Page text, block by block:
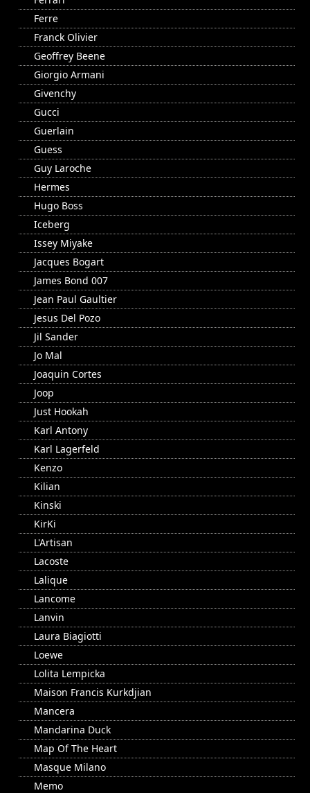
Ferre
Franck Olivier
Geoffrey Beene
Giorgio Armani
Givenchy
Gucci
Guerlain
Guess
Guy Laroche
Hermes
Hugo Boss
Iceberg
Issey Miyake
Jacques Bogart
James Bond 007
Jean Paul Gaultier
Jesus Del Pozo
Jil Sander
Jo Mal
Joaquin Cortes
Joop
Just Hookah
Karl Antony
Karl Lagerfeld
Kenzo
Kilian
Kinski
KirKi
L'Artisan
Lacoste
Lalique
Lancome
Lanvin
Laura Biagiotti
Loewe
Lolita Lempicka
Maison Francis Kurkdjian
Mancera
Mandarina Duck
Map Of The Heart
Masque Milano
Memo